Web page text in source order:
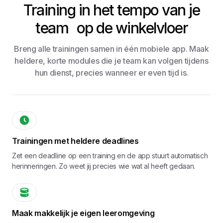
Training in het tempo van je
team op de winkelvloer
Breng alle trainingen samen in één mobiele app. Maak
heldere, korte modules die je team kan volgen tijdens
hun dienst, precies wanneer er even tijd is.
Trainingen met heldere deadlines
Zet een deadline op een training en de app stuurt automatisch
herinneringen. Zo weet jij precies wie wat al heeft gedaan.
Maak makkelijk je eigen leeromgeving